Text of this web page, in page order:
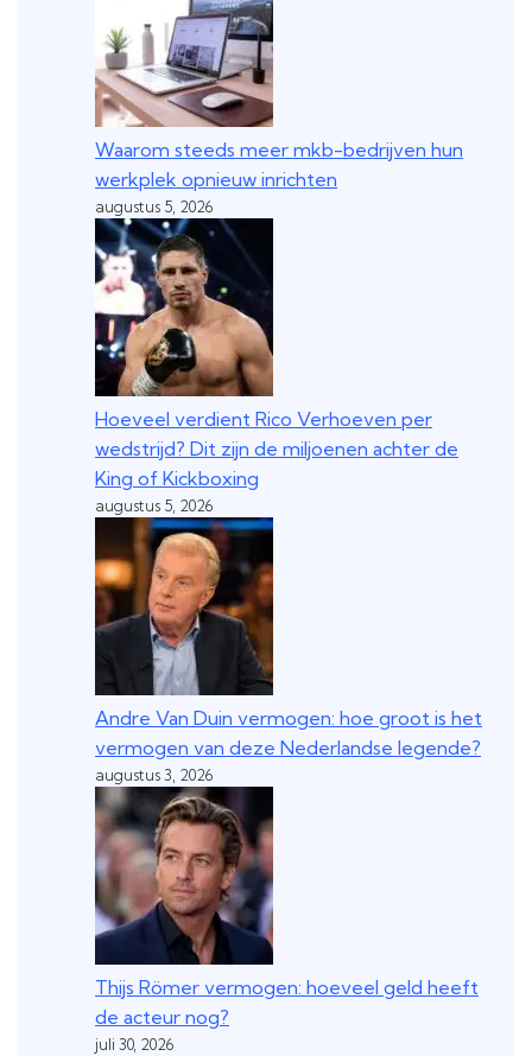
Waarom steeds meer mkb-bedrijven hun
werkplek opnieuw inrichten
augustus 5, 2026
Hoeveel verdient Rico Verhoeven per
wedstrijd? Dit zijn de miljoenen achter de
King of Kickboxing
augustus 5, 2026
Andre Van Duin vermogen: hoe groot is het
vermogen van deze Nederlandse legende?
augustus 3, 2026
Thijs Römer vermogen: hoeveel geld heeft
de acteur nog?
juli 30, 2026